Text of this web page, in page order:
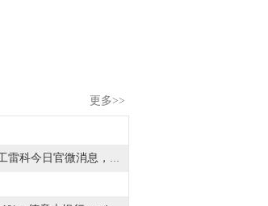
更多>>
金十数据8月7日讯，理工雷科今日官微消息，近日，英伟达Jetson系列产品价格出现显著调整。其中，Jetson AGX Orin模组价格由899美元上调至1799美元，涨幅100%。理工雷科面向边缘AI场景推出“山海”系列智算模组。该系列产品基于国产CPU与GPU构建，具备高性能AI推理、多任务并行处理及丰富接口扩展能力，可在复杂环境下实现长期稳定运行。